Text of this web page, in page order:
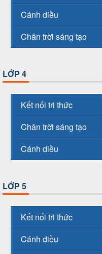
Cánh diều
Chân trời sáng tạo
LỚP 4
Kết nối tri thức
Chân trời sáng tạo
Cánh diều
LỚP 5
Kết nối tri thức
Cánh diều